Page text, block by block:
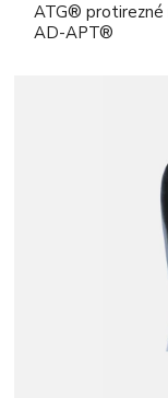
ATG®
AD-APT®